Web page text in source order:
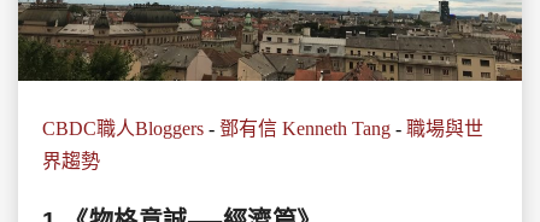
CBDC職人Bloggers - 鄧有信 Kenneth Tang - 職場與世
界趨勢